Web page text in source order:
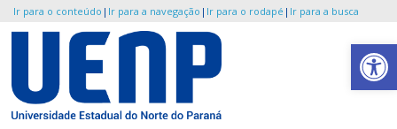
Abrir a barra de ferramentas
Ir para o conteúdo | Ir para a navegação | Ir para o rodapé | Ir para a busca
Pular
conteúdo
UENP